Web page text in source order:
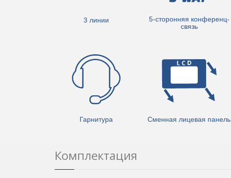
3 линии
5-сторонняя конференц-
связь
Гарнитура Сменная лицевая панель
Комплектация